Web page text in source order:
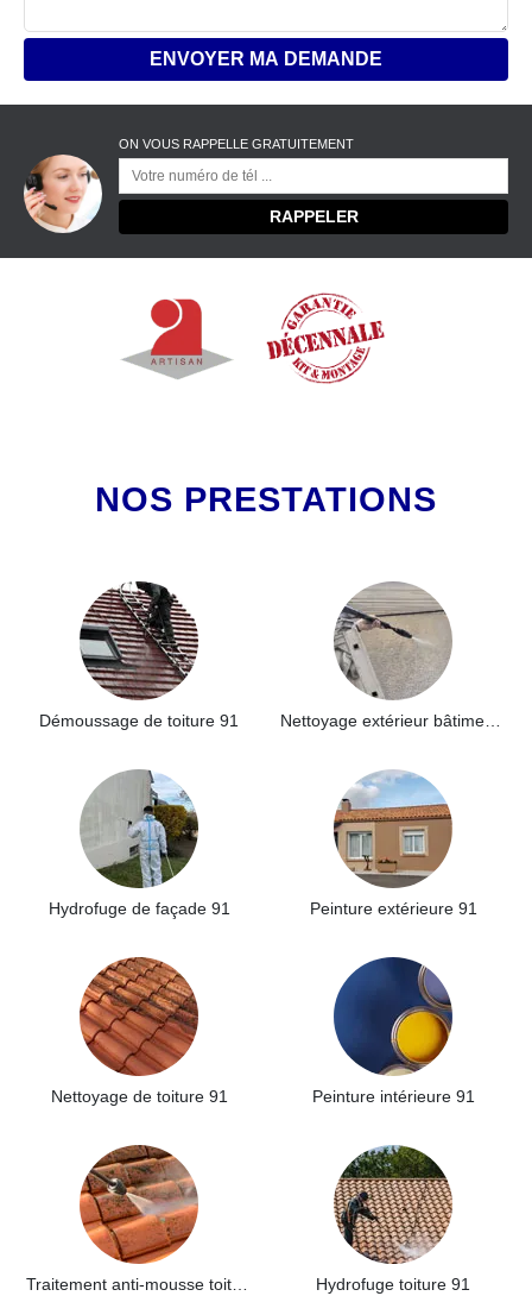
ON VOUS RAPPELLE GRATUITEMENT
NOS PRESTATIONS
Démoussage de toiture 91
Hydrofuge de façade 91 Peinture extérieure 91
Nettoyage de toiture 91 Peinture intérieure 91
Hydrofuge toiture 91